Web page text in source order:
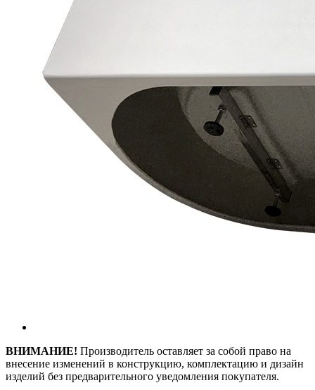
ВНИМАНИЕ! Производитель оставляет за собой право на
внесение изменений в конструкцию, комплектацию и дизайн
изделий без предварительного уведомления покупателя.